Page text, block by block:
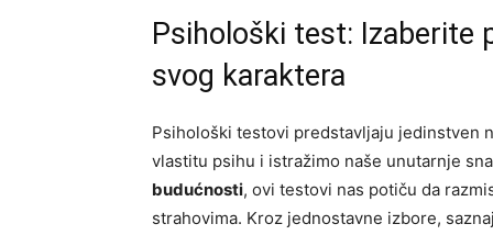
Psihološki test: Izaberite
svog karaktera
Psihološki testovi predstavljaju jedinstven
vlastitu psihu i istražimo naše unutarnje
budućnosti, ovi testovi nas potiču da
strahovima. Kroz jednostavne izbore,